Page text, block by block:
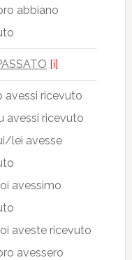
abbiano
[i]
avessi ricevuto
avessi ricevuto
lei avesse
avessimo
aveste ricevuto
avessero